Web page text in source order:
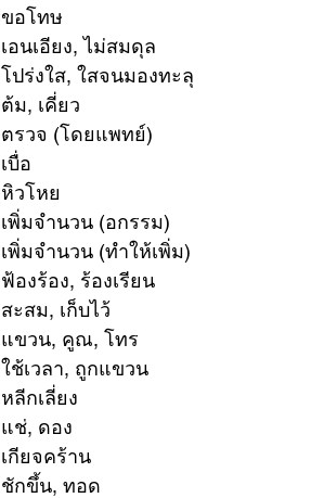
25		謝る			あやまる		ขอโทษ
26		偏る			かたよる		เอนเอียง, ไม่สมดุล
27		透き通る		すきとおる	โปร่งใส, ใสจนมองทะลุ
28		煮る			にる			ต้ม, เคี่ยว
29		診る			みる			ตรวจ (โดยแพทย์)
30		飽きる		あきる		เบื่อ
31		飢える		うえる		หิวโหย
32		殖える		ふえる		เพิ่มจำนวน (อกรรม)
32 (他)	殖やす		ふやす		เพิ่มจำนวน (ทำให้เพิ่ม)
33		訴える		うったえる	ฟ้องร้อง, ร้องเรียน
34		蓄える		たくわえる	สะสม, เก็บไว้
35		掛ける		かける		แขวน, คูณ, โทร
35 (自)	掛かる		かかる		ใช้เวลา, ถูกแขวน
36		避ける		さける		หลีกเลี่ยง
37		漬ける		つける		แช่, ดอง
38		怠ける		なまける		เกียจคร้าน
39		揚げる		あげる		ชักขึ้น, ทอด